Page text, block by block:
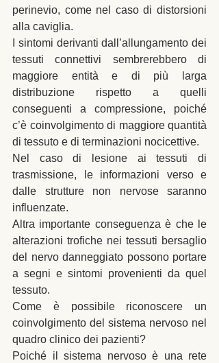
perinevio, come nel caso di distorsioni
alla caviglia.
I sintomi derivanti dall’allungamento dei
tessuti connettivi sembrerebbero di
maggiore entità e di più larga
distribuzione rispetto a quelli
conseguenti a compressione, poiché
c’è coinvolgimento di maggiore quantità
di tessuto e di terminazioni nocicettive.
Nel caso di lesione ai tessuti di
trasmissione, le informazioni verso e
dalle strutture non nervose saranno
influenzate.
Altra importante conseguenza è che le
alterazioni trofiche nei tessuti bersaglio
del nervo danneggiato possono portare
a segni e sintomi provenienti da quel
tessuto.
Come è possibile riconoscere un
coinvolgimento del sistema nervoso nel
quadro clinico dei pazienti?
Poiché il sistema nervoso è una rete